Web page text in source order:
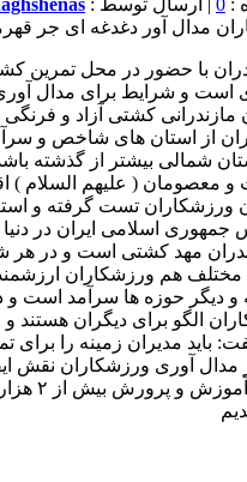
مدال آور دغدغه ای جر
با حضور در محل تمرین
از استان های شاخص
شمالی بیشتر از گذشته
( علیهم السلام )
ورزشکاران تست گرفته
اسلامی ایران در دنیا به
مهد کشتی است و
هم ورزشکاران ارزشمند
دیگر حوزه ها سرآمد است
الگو برای دیگران
مدیران زمینه را برای
آوری ورزشکاران نقش